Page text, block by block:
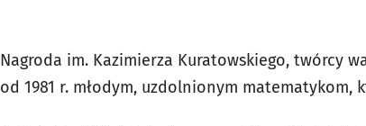
Nagroda im. Kazimierza Kuratowskiego, twórcy
od 1981 r. młodym, uzdolnionym matematykom,